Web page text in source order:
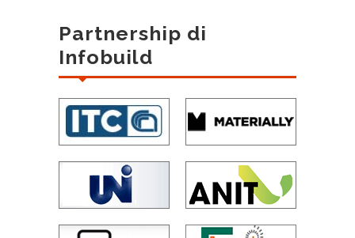
Partnership di
Infobuild